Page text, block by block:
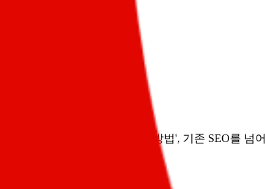
구나 묻는 'AI 상위 노출하는 방법', 기존 SEO를 넘